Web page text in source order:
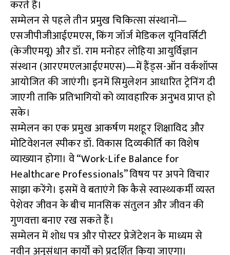
करते हैं।
सम्मेलन से पहले तीन प्रमुख चिकित्सा संस्थानों—
एसजीपीजीआईएमएस, किंग जॉर्ज मेडिकल यूनिवर्सिटी
(केजीएमयू) और डॉ. राम मनोहर लोहिया आयुर्विज्ञान
संस्थान (आरएमएलआईएमएस)—में हैंड्स-ऑन वर्कशॉप्स
आयोजित की जाएंगी। इनमें सिमुलेशन आधारित ट्रेनिंग दी
जाएगी ताकि प्रतिभागियों को व्यावहारिक अनुभव प्राप्त हो
सके।
सम्मेलन का एक प्रमुख आकर्षण मशहूर शिक्षाविद और
मोटिवेशनल स्पीकर डॉ. विकास दिव्यकीर्ति का विशेष
व्याख्यान होगा। वे “Work-Life Balance for
Healthcare Professionals” विषय पर अपने विचार
साझा करेंगे। इसमें वे बताएंगे कि कैसे स्वास्थ्यकर्मी व्यस्त
पेशेवर जीवन के बीच मानसिक संतुलन और जीवन की
गुणवत्ता बनाए रख सकते हैं।
सम्मेलन में शोध पत्र और पोस्टर प्रेजेंटेशन के माध्यम से
नवीन अनुसंधान कार्यों को प्रदर्शित किया जाएगा।